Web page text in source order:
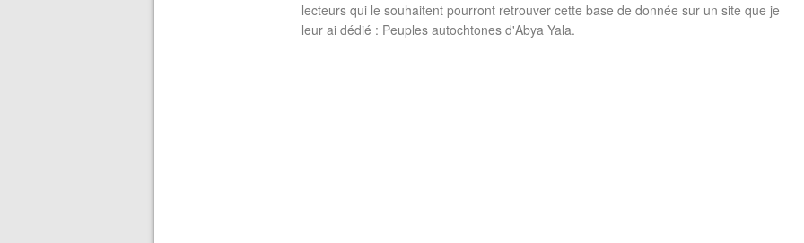
lecteurs qui le souhaitent pourront retrouver cette base de donnée sur un site que je
leur ai dédié : Peuples autochtones d'Abya Yala.